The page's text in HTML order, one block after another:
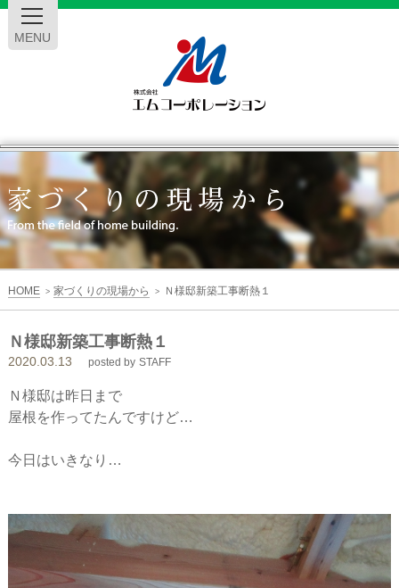
MENU
エ
ム
コ
ー
ポ
レ
ー
シ
ョ
ン
HOME > 家づくりの現場から > Ｎ様邸新築工事断熱１
Ｎ様邸新築工事断熱１
2020.03.13 posted by STAFF
Ｎ様邸は昨日まで
屋根を作ってたんですけど…
今日はいきなり…